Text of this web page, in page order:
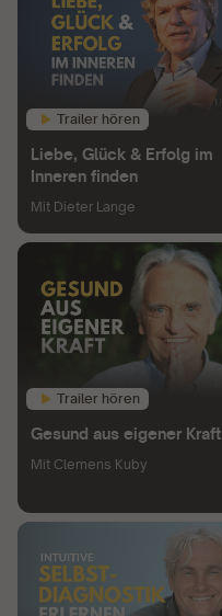
Trailer hören
Liebe, Glück & Erfolg im
Inneren finden
Mit Dieter Lange
Trailer hören
Gesund aus eigener Kraft
Mit Clemens Kuby